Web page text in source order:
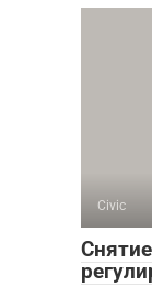
Civic